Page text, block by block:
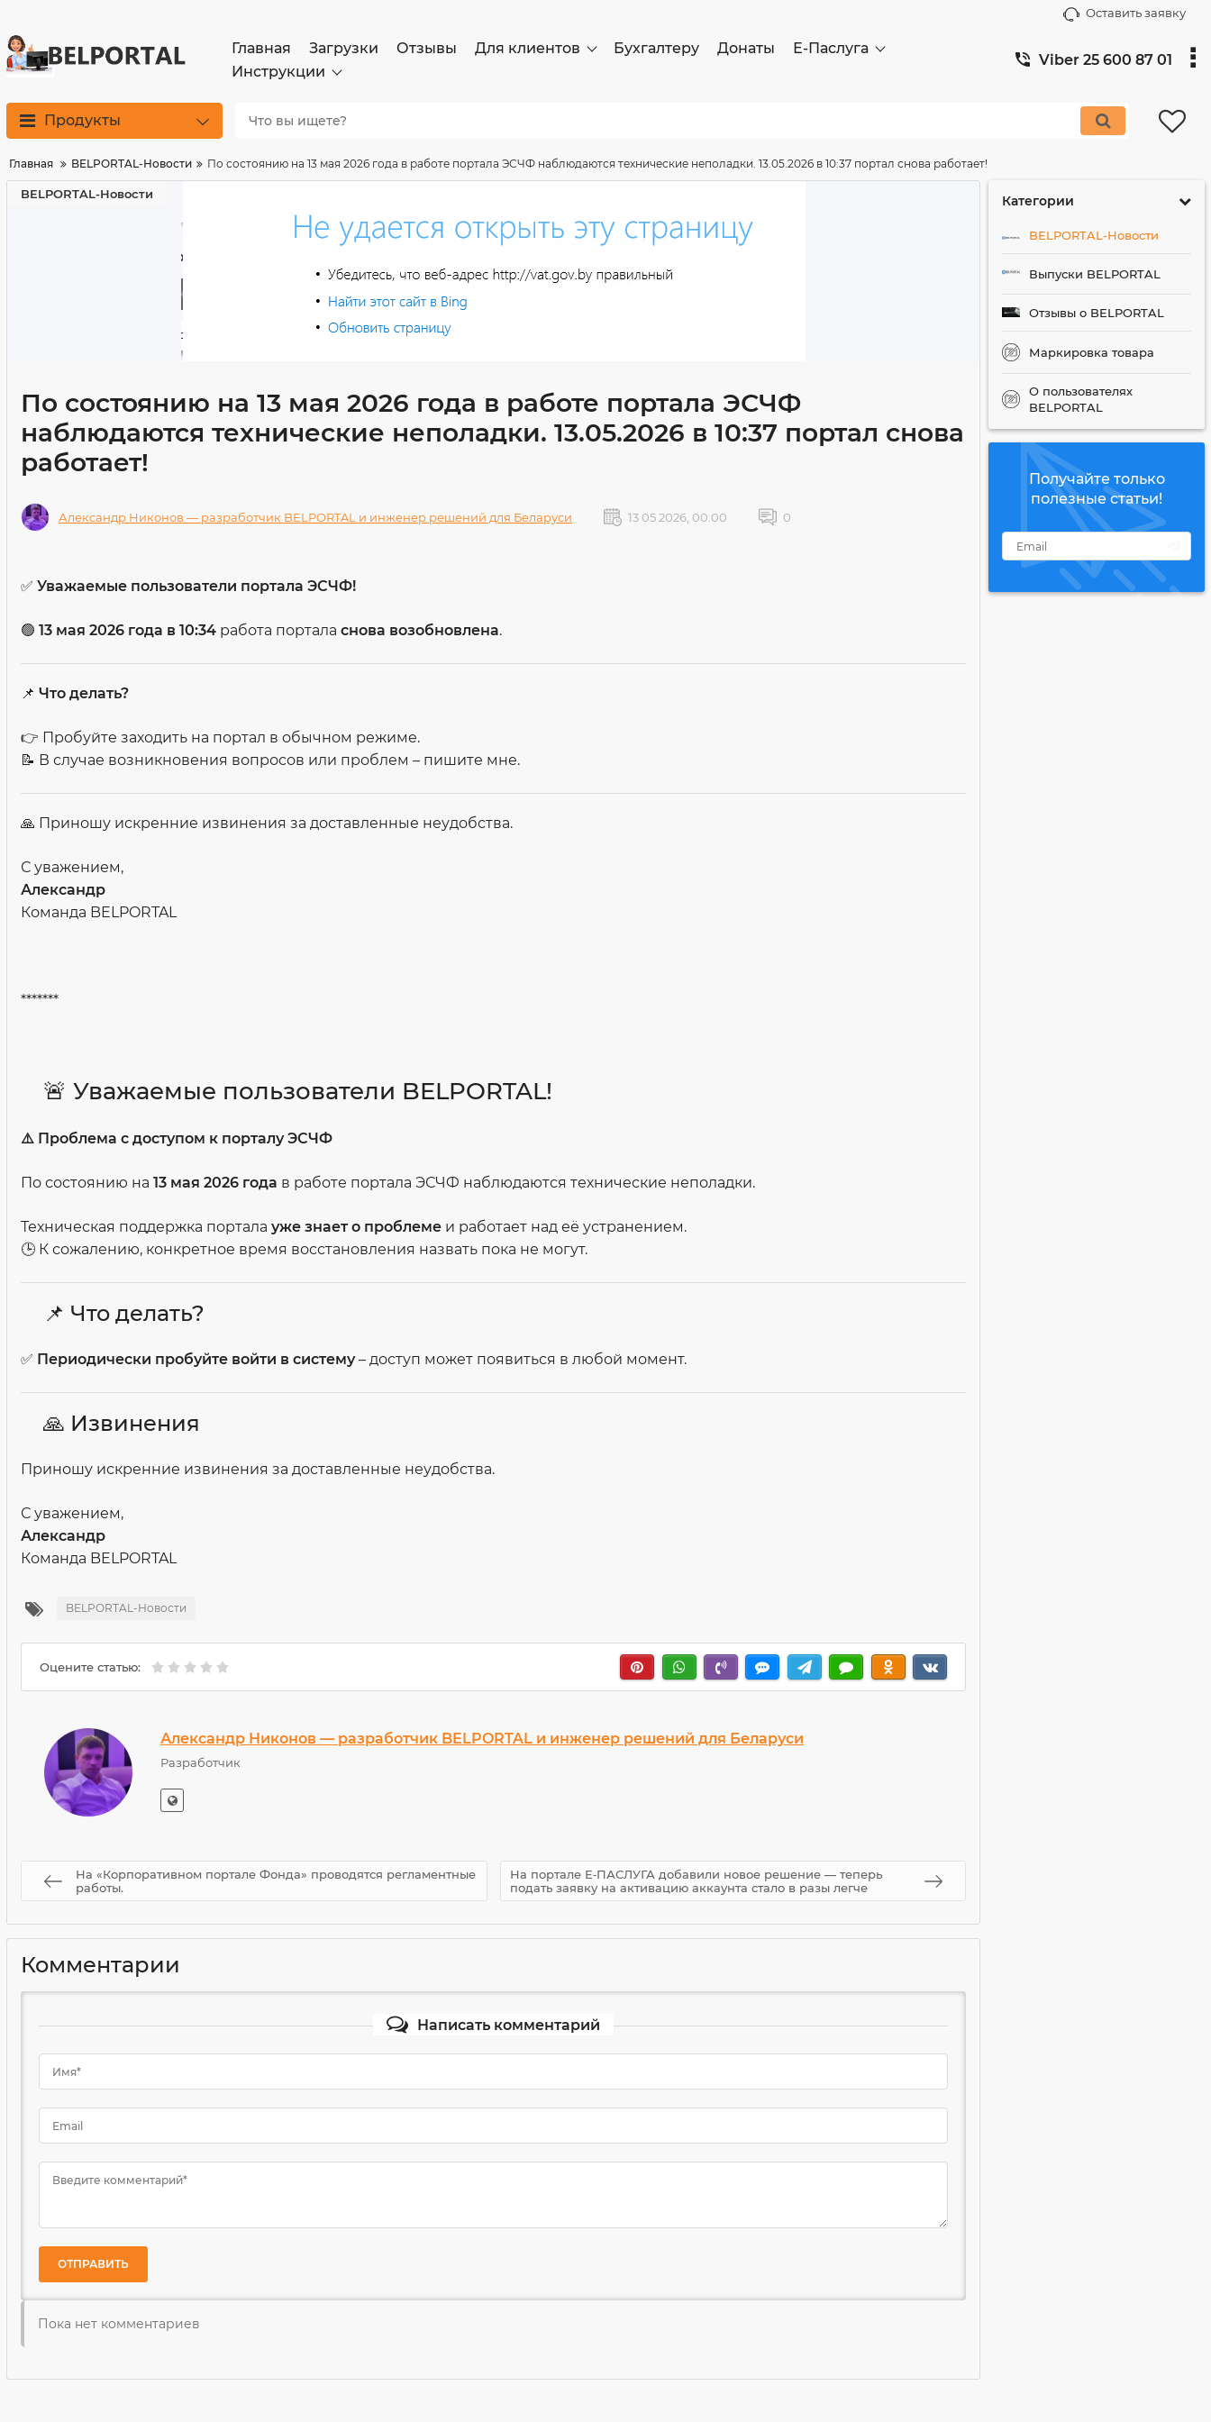
Оставить заявку
Главная Загрузки Отзывы Для клиентов Бухгалтеру Донаты
Е-Паслуга
Инструкции
Viber 25 600 87 01
Продукты
Главная BELPORTAL-Новости По состоянию на 13 мая 2026 года в работе портала ЭСЧФ наблюдаются технические неполадки. 13.05.2026 в 10:37 портал снова работает!
Категории
BELPORTAL-Новости
Выпуски BELPORTAL
Отзывы о BELPORTAL
Маркировка товара
О пользователях
BELPORTAL
Получайте только
полезные статьи!
BELPORTAL-Новости
По состоянию на 13 мая 2026 года в работе портала ЭСЧФ
наблюдаются технические неполадки. 13.05.2026 в 10:37 портал снова
работает!
Александр Никонов — разработчик BELPORTAL и инженер решений для Беларуси 13 05 2026, 00:00 0
✅ Уважаемые пользователи портала ЭСЧФ!
🟢 13 мая 2026 года в 10:34 работа портала снова возобновлена.
📌 Что делать?
👉 Пробуйте заходить на портал в обычном режиме.
📝 В случае возникновения вопросов или проблем – пишите мне.
🙏 Приношу искренние извинения за доставленные неудобства.
С уважением,
Александр
Команда BELPORTAL
*******
🚨 Уважаемые пользователи BELPORTAL!
⚠️ Проблема с доступом к порталу ЭСЧФ
По состоянию на 13 мая 2026 года в работе портала ЭСЧФ наблюдаются технические неполадки.
Техническая поддержка портала уже знает о проблеме и работает над её устранением.
🕒 К сожалению, конкретное время восстановления назвать пока не могут.
📌 Что делать?
✅ Периодически пробуйте войти в систему– доступ может появиться в любой момент.
🙏 Извинения
Приношу искренние извинения за доставленные неудобства.
С уважением,
Александр
Команда BELPORTAL
BELPORTAL-Новости
Оцените статью:
Александр Никонов — разработчик BELPORTAL и инженер решений для Беларуси
Разработчик
На «Корпоративном портале Фонда» проводятся регламентные
работы.
На портале Е‑ПАСЛУГА добавили новое решение — теперь
подать заявку на активацию аккаунта стало в разы легче
Комментарии
Написать комментарий
Имя*
Email
Введите комментарий*
ОТПРАВИТЬ
Пока нет комментариев